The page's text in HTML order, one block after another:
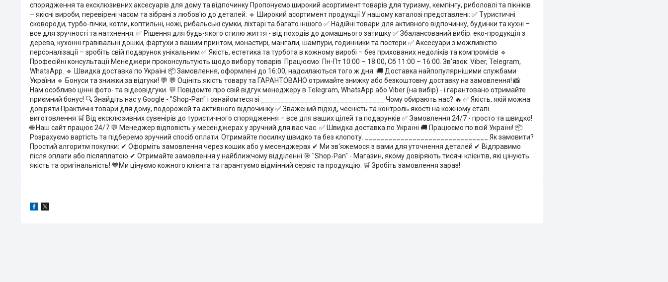
спорядження та ексклюзивних аксесуарів для дому та відпочинку Пропонуємо широкий асортимент товарів для туризму, кемпінгу, риболовлі та пікніків
– якісні вироби, перевірені часом та зібрані з любов'ю до деталей. 🔹 Широкий асортимент продукції У нашому каталозі представлені: ✅ Туристичні
сковороди, турбо-пічки, котли, коптильні, ножі, рибальські сумки, ліхтарі та багато іншого ✅ Надійні товари для активного відпочинку, будинки та кухні –
все для зручності та натхнення. ✅ Рішення для будь-якого стилю життя - від походів до домашнього затишку ✅ Збалансований вибір: еко-продукція з
дерева, кухонні гравівальні дошки, фартухи з вашим принтом, монастирі, мангали, шампури, годинники та постери ✅ Аксесуари з можливістю
персоналізації – зробіть свій подарунок унікальним ✅ Якість, естетика та турбота в кожному виробі – без прихованих недоліків та компромісів 🔹
Професійні консультації Менеджери проконсультують щодо вибору товарів. Працюємо: Пн-Пт 10:00 – 18:00, Сб 11:00 – 16:00. Зв'язок: Viber, Telegram,
WhatsApp. 🔹 Швидка доставка по Україні 📦 Замовлення, оформлені до 16:00, надсилаються того ж дня. 🚚 Доставка найпопулярнішими службами
України 🔹 Бонуси та знижки за відгуки! 💬 💬 Оцініть якість товару та ГАРАНТОВАНО отримайте знижку або безкоштовну доставку на замовлення! 📸
Нам особливо цінні фото- та відеовідгуки. 💬 Повідомте про свій відгук менеджеру в Telegram, WhatsApp або Viber (на вибір) - і гарантовано отримайте
приємний бонус! 🔍 Знайдіть нас у Google - "Shop-Pan" і ознайомтеся зі _______________________________ Чому обирають нас? 🔥 ✅ Якість, якій можна
довіряти Практичні товари для дому, подорожей та активного відпочинку ✅ Зважений підхід, чесність та контроль якості на кожному етапі
виготовлення 🛒 Від ексклюзивних сувенірів до туристичного спорядження – все для ваших цілей та подарунків ✅ Замовлення 24/7 - просто та швидко!
🌐 Наш сайт працює 24/7 💬 Менеджер відповість у месенджерах у зручний для вас час. ✅ Швидка доставка по Україні 🚚 Працюємо по всій Україні! 📦
Розрахуємо вартість та підберемо зручний спосіб оплати. Отримайте посилку швидко та без клопоту. _______________________________ Як замовити?
Простий алгоритм покупки: ✔ Оформіть замовлення через кошик або у месенджерах ✔ Ми зв'яжемося з вами для уточнення деталей ✔ Відправимо
після оплати або післяплатою ✔ Отримайте замовлення у найближчому відділенні 🎯 "Shop-Pan" - Магазин, якому довіряють тисячі клієнтів, які цінують
якість та оригінальність! 💙Ми цінуємо кожного клієнта та гарантуємо відмінний сервіс та продукцію. 🛒 Зробіть замовлення зараз!